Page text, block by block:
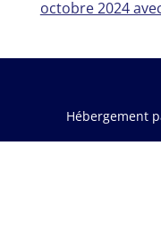
octobre 2024
Hébergement